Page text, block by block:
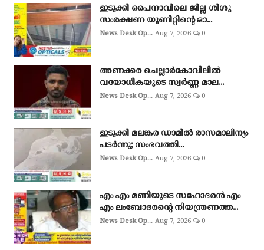
ഇടുക്കി പൈനാവിലെ ജില്ല ശിശു
സംരക്ഷണ യൂണിറ്റിന്റെ ഓ...
News Desk Op... Aug 7, 2026 0
അണക്കര ചെല്ലാര്‍കോവിലില്‍
വയോധികയുടെ സ്വര്‍ണ്ണ മാല...
News Desk Op... Aug 7, 2026 0
ഇടുക്കി മലങ്കര ഡാമിൽ രാസമാലിന്യം
പടർന്നു; സംഭവത്തി...
News Desk Op... Aug 7, 2026 0
എം എം മണിയുടെ സഹോദരൻ എം
എം ലംബോദരൻ്റെ നിയന്ത്രണത്ത...
News Desk Op... Aug 7, 2026 0